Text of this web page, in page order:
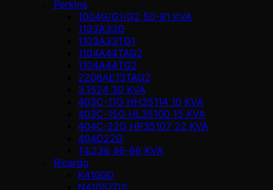
Perkins
1004G/G1/G2 50-81 KVA
1103A33G
1103A33TG1
1104A44TAG2
1104A44TG2
2206AE13TAG2
3.1524 30 KVA
403C-11G HH35114 10 KVA
403C-15G HL35100 15 KVA
404C-22G HP35107 22 KVA
404D22G
T4.236 46-66 KVA
Ricardo
K4100D
N4105ZDS